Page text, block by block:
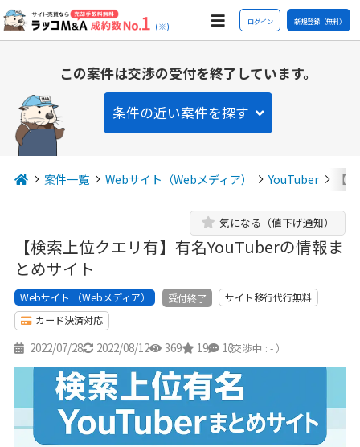
(※) ログイン 新規登録（無料）
この案件は交渉の受付を終了しています。
条件の近い案件を探す
案件一覧 Webサイト（Webメディア） YouTuber 【
【検索上位クエリ有】有名YouTuberの情報ま
とめサイト
気になる（値下げ通知）
Webサイト （Webメディア） 受付終了
サイト移行代行無料
カード決済対応
2022/07/28 2022/08/12 369 19 13
（交渉中 : - ）